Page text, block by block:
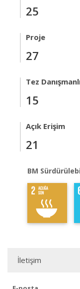
25
Proje
27
Tez
15
Açık Erişim
21
BM
İletişim